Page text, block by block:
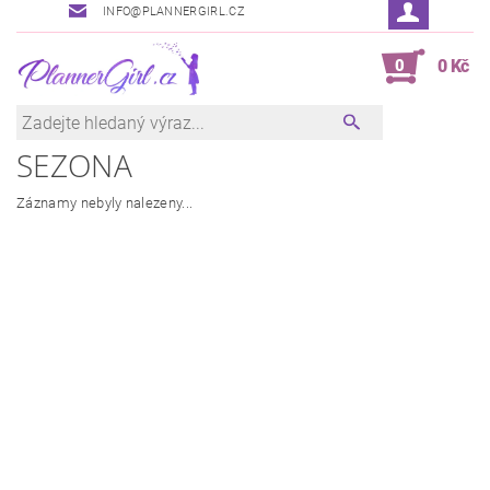
INFO@PLANNERGIRL.CZ
0 0 Kč
SEZONA
Záznamy nebyly nalezeny...